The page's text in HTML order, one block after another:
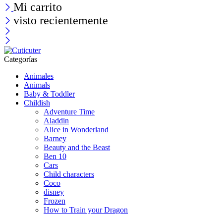
Mi carrito
visto recientemente
Categorías
Animales
Animals
Baby & Toddler
Childish
Adventure Time
Aladdin
Alice in Wonderland
Barney
Beauty and the Beast
Ben 10
Cars
Child characters
Coco
disney
Frozen
How to Train your Dragon